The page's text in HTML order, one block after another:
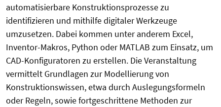
automatisierbare Konstruktionsprozesse zu
identifizieren und mithilfe digitaler Werkzeuge
umzusetzen. Dabei kommen unter anderem Excel,
Inventor-Makros, Python oder MATLAB zum Einsatz, um
CAD-Konfiguratoren zu erstellen. Die Veranstaltung
vermittelt Grundlagen zur Modellierung von
Konstruktionswissen, etwa durch Auslegungsformeln
oder Regeln, sowie fortgeschrittene Methoden zur